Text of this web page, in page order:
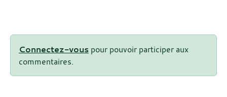
Connectez-vous pour pouvoir participer aux
commentaires.